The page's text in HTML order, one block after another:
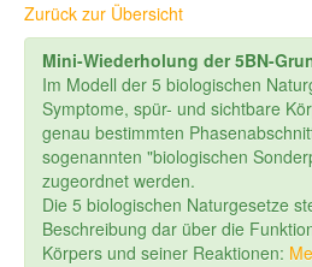
Zurück zur Übersicht
Mini-Wiederholung der 5BN-
Im Modell der 5 biologischen
Symptome, spür- und sichtbare
genau bestimmten
sogenannten "biologischen
zugeordnet werden.
Die 5 biologischen Naturgesetze
Beschreibung dar über die
Körpers und seiner Reaktionen: